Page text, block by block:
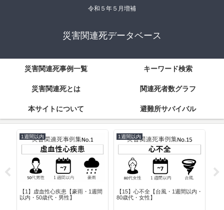
令和５年５月増補
災害関連死データベース
災害関連死事例一覧 キーワード検索
災害関連死とは 関連死者数グラフ
本サイトについて 避難所サバイバル
1週間以内
【1】虚血性心疾患【豪雨・1週間
以内・50歳代・男性】
1週間以内
【15】心不全【台風・1週間以内・
80歳代・女性】